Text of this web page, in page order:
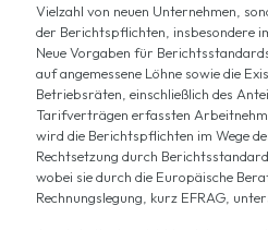
Vielzahl von neuen Unternehmen,
der Berichtspflichten, insbesondere
Neue Vorgaben für
auf angemessene Löhne sowie die
Betriebsräten, einschließlich des
Tarifverträgen erfassten
wird die Berichtspflichten im Wege
Rechtsetzung durch
wobei sie durch die Europäische
Rechnungslegung, kurz EFRAG ,